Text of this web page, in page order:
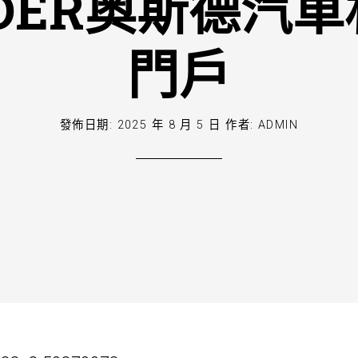
門戶
發佈日期: 2025 年 8 月 5 日 作者: ADMIN